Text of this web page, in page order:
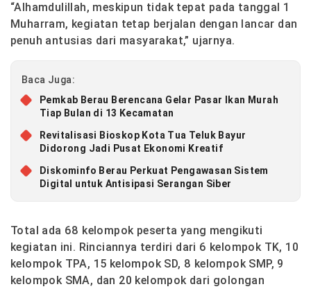
“Alhamdulillah, meskipun tidak tepat pada tanggal 1
Muharram, kegiatan tetap berjalan dengan lancar dan
penuh antusias dari masyarakat,” ujarnya.
Baca Juga:
Pemkab Berau Berencana Gelar Pasar Ikan Murah
Tiap Bulan di 13 Kecamatan
Revitalisasi Bioskop Kota Tua Teluk Bayur
Didorong Jadi Pusat Ekonomi Kreatif
Diskominfo Berau Perkuat Pengawasan Sistem
Digital untuk Antisipasi Serangan Siber
Total ada 68 kelompok peserta yang mengikuti
kegiatan ini. Rinciannya terdiri dari 6 kelompok TK, 10
kelompok TPA, 15 kelompok SD, 8 kelompok SMP, 9
kelompok SMA, dan 20 kelompok dari golongan